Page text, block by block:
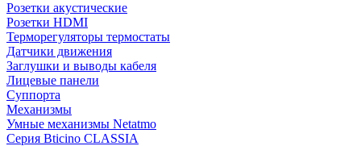
Розетки акустические
Розетки HDMI
Терморегуляторы термостаты
Датчики движения
Заглушки и выводы кабеля
Лицевые панели
Суппорта
Механизмы
Умные механизмы Netatmo
Серия Bticino CLASSIA